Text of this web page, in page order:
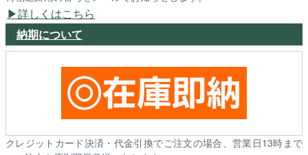
詳しくはこちら
納期について
クレジットカード決済・代金引換でご注文の場合、営業日13時まで